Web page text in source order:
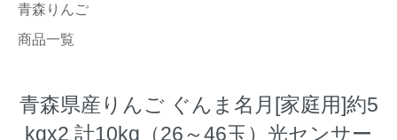
青森りんご
商品一覧
青森県産りんご ぐんま名月[家庭用]約5
kgx2 計10kg（26～46玉）光センサー